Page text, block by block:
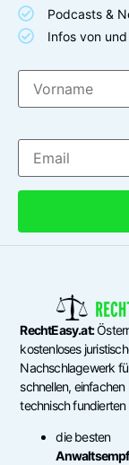
Podcasts &
Infos von
RechtEasy.at:
kostenloses
Nachschlagewerk
schnellen, einfachen
technisch
die besten